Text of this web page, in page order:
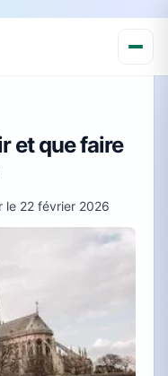
et que faire
le 22 février 2026